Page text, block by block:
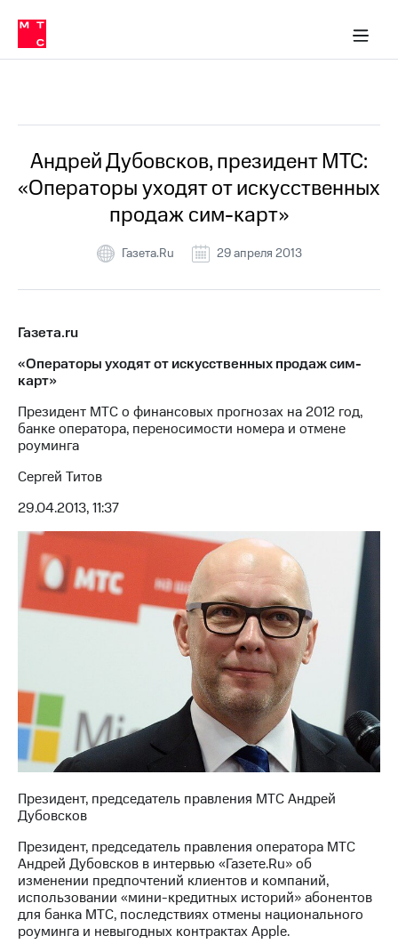
Медиа-центр
и акционерам
Устойчивое развитие
Комплаенс и деловая этика
компании
Карьера
История
компании
Руководство
региона
информация
Контакты
Медиа-центр
Пресс-
МТС
о технологиях
Достижения
Интервью
Финансовая
отчетность
Контакты
Новости
и акционерам
Корпоративное
управление
Корпоративный
Раскрытие
информации
акционерам
Документы
ПАО
"МТС"
Собрания
акционеров
в МТС
Пресс-
релизы
о технологиях
Андрей Дубовсков, президент МТС:
«Операторы уходят от искусственных
продаж сим-карт»
Газета.Ru 29 апреля 2013
Газета.ru
«Операторы уходят от искусственных продаж сим-
карт»
Президент МТС о финансовых прогнозах на 2012 год,
банке оператора, переносимости номера и отмене
роуминга
Сергей Титов
29.04.2013, 11:37
Президент, председатель правления МТС Андрей
Дубовсков
Президент, председатель правления оператора МТС
Андрей Дубовсков в интервью «Газете.Ru» об
изменении предпочтений клиентов и компаний,
использовании «мини-кредитных историй» абонентов
для банка МТС, последствиях отмены национального
роуминга и невыгодных контрактах Apple.